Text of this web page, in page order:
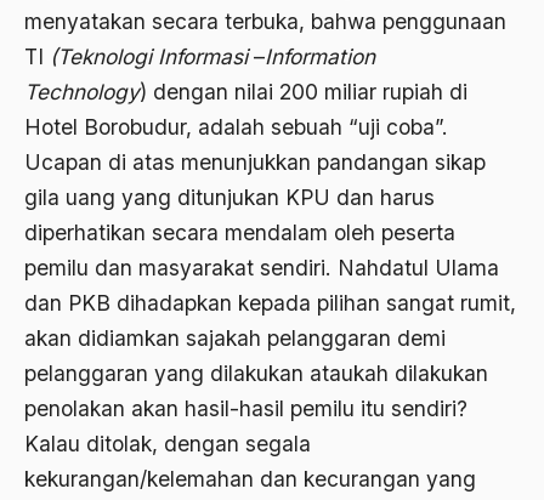
menyatakan secara terbuka, bahwa penggunaan
TI (Teknologi Informasi–Information
Technology) dengan nilai 200 miliar rupiah di
Hotel Borobudur, adalah sebuah “uji coba”.
Ucapan di atas menunjukkan pandangan sikap
gila uang yang ditunjukan KPU dan harus
diperhatikan secara mendalam oleh peserta
pemilu dan masyarakat sendiri. Nahdatul Ulama
dan PKB dihadapkan kepada pilihan sangat rumit,
akan didiamkan sajakah pelanggaran demi
pelanggaran yang dilakukan ataukah dilakukan
penolakan akan hasil-hasil pemilu itu sendiri?
Kalau ditolak, dengan segala
kekurangan/kelemahan dan kecurangan yang
2000
1999
1998
1997
1996
1995
1994
1993
1992
1990
Abu Hanifah
abu jihad
Abu Sangkan
Abu Zayd
Aceh
Adagium
Adaptif Islam
Adat dan Syari'at
Adat Ngada